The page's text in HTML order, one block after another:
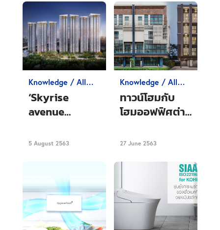
ณ ‘AKAS Villa
Khaoyai’
Knowledge / All
about Condo
‘Skyrise
avenue
64’ บ้านหลังที่
ราคาที่จับต้อง
ได้
5 August 2563
Knowledge / All
about Condo
ทาวน์โฮมกับ
โฮมออฟฟิศต่าง
ทาวน์โฮมทำโฮม
27 June 2563